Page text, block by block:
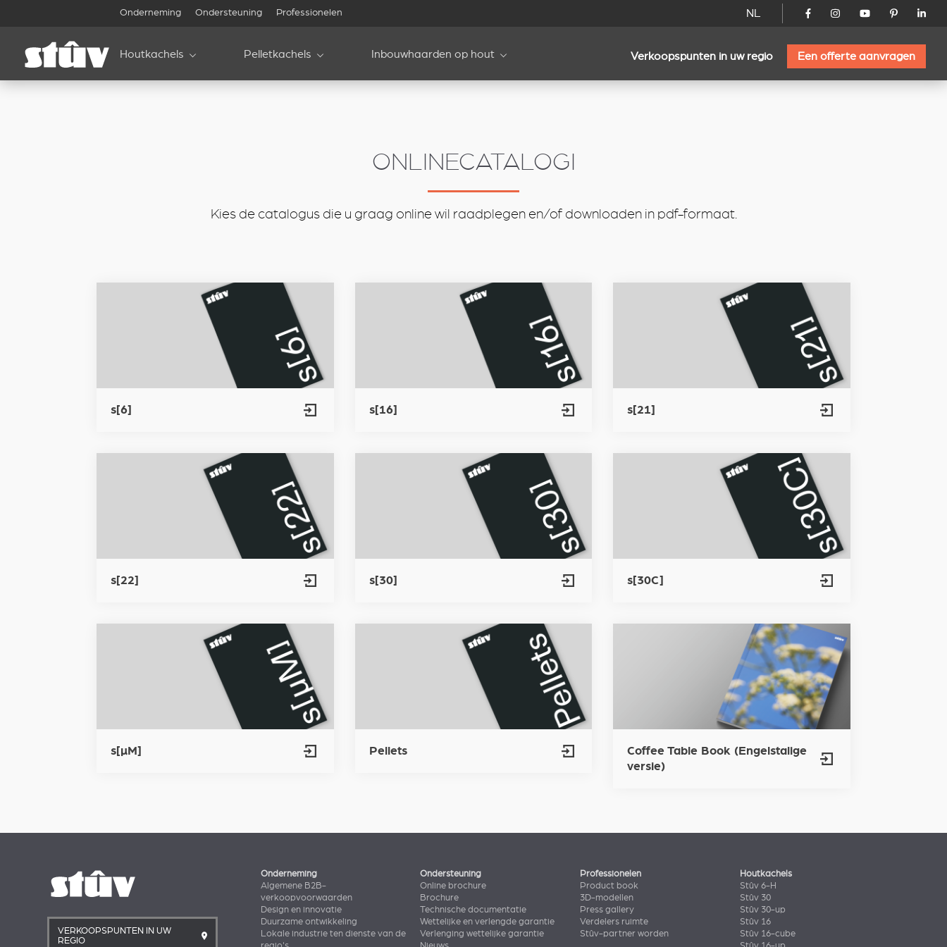
Onderneming Ondersteuning Professionelen NL
Houtkachels Pelletkachels Inbouwhaarden op hout Verkoopspunten in uw regio Een offerte aanvragen
ONLINECATALOGI
Kies de catalogus die u graag online wil raadplegen en/of downloaden in pdf-formaat.
s[6] s[16] s[21]
s[22] s[30] s[30C]
s[µM] Pellets
Coffee Table Book (Engelstalige
versie)
VERKOOPSPUNTEN IN UW
REGIO
Onderneming
Algemene B2B-
verkoopvoorwaarden
Design en innovatie
Duurzame ontwikkeling
Lokale industrie ten dienste van de
Ondersteuning
Online brochure
Brochure
Technische documentatie
Wettelijke en verlengde garantie
Verlenging wettelijke garantie
Professionelen
Product book
3D-modellen
Press gallery
Verdelers ruimte
Stûv-partner worden
Houtkachels
Stûv 6-H
Stûv 30
Stûv 30-up
Stûv 16
Stûv 16-cube